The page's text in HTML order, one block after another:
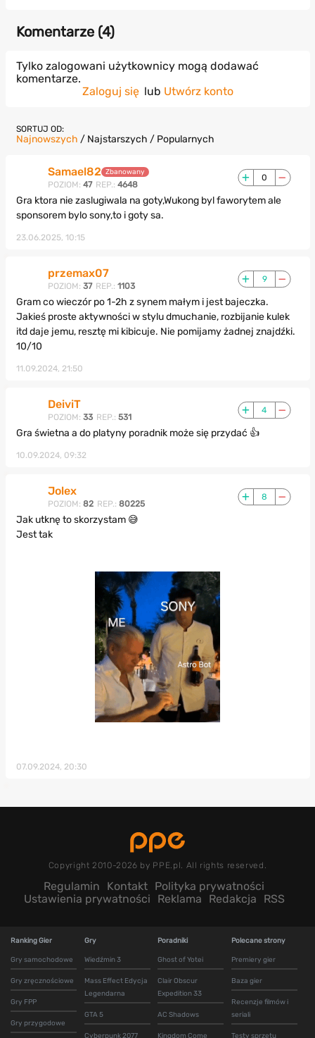
Komentarze (4)
Tylko zalogowani użytkownicy mogą dodawać
komentarze.
Zaloguj się lub Utwórz konto
SORTUJ OD:
Najnowszych / Najstarszych / Popularnych
Samael82 Zbanowany
POZIOM: 47 REP.: 4648
0
Gra ktora nie zaslugiwala na goty,Wukong byl faworytem ale
sponsorem bylo sony,to i goty sa.
23.06.2025, 10:15
przemax07
POZIOM: 37 REP.: 1103
9
Gram co wieczór po 1-2h z synem małym i jest bajeczka.
Jakieś proste aktywności w stylu dmuchanie, rozbijanie kulek
itd daje jemu, resztę mi kibicuje. Nie pomijamy żadnej znajdźki.
10/10
11.09.2024, 21:50
DeiviT
POZIOM: 33 REP.: 531
4
Gra świetna a do platyny poradnik może się przydać 👍
10.09.2024, 09:32
Jolex
POZIOM: 82 REP.: 80225
8
Jak utknę to skorzystam 😅
Jest tak
07.09.2024, 20:30
Copyright 2010-2026 by PPE.pl. All rights reserved.
Regulamin Kontakt Polityka prywatności
Ustawienia prywatności
Reklama Redakcja RSS
Ranking Gier
Gry samochodowe
Gry zręcznościowe
Gry FPP
Gry przygodowe
Gry
Wiedźmin 3
Mass Effect Edycja
Legendarna
GTA 5
Cyberpunk 2077
Poradniki
Ghost of Yotei
Clair Obscur
Expedition 33
AC Shadows
Kingdom Come
Polecane strony
Premiery gier
Baza gier
Recenzje filmów i
seriali
Testy sprzętu